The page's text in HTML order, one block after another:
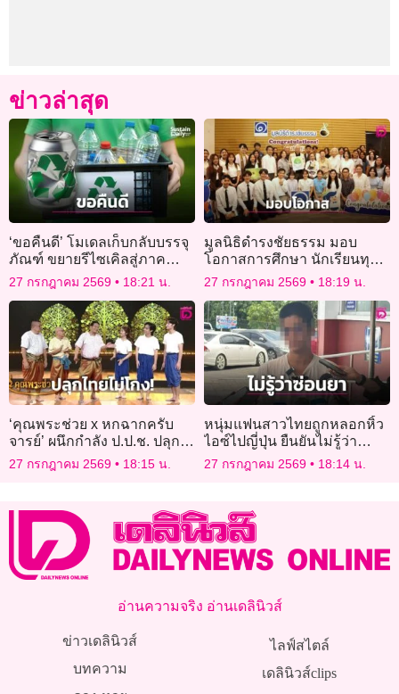
ข่าวล่าสุด
‘ขอคืนดี’ โมเดลเก็บกลับบรรจุ
ภัณฑ์ ขยายรีไซเคิลสู่ภาค
ธุรกิจ-ชุมชน
27 กรกฎาคม 2569 18:21 น.
มูลนิธิดำรงชัยธรรม มอบ
โอกาสการศึกษา นักเรียนทุน
โครงการ ‘ทุนสร้างคน สร้าง
บัณฑิต’ รุ่นที่ 25
27 กรกฎาคม 2569 18:19 น.
‘คุณพระช่วย x หกฉากครับ
จารย์’ ผนึกกำลัง ป.ป.ช. ปลุก
ไทยไม่โกง!
27 กรกฎาคม 2569 18:15 น.
หนุ่มแฟนสาวไทยถูกหลอกหิ้ว
ไอซ์ไปญี่ปุ่น ยืนยันไม่รู้ว่า
คนร้ายซ่อนยาไว้ในพัสดุ
27 กรกฎาคม 2569 18:14 น.
อ่านความจริง อ่านเดลินิวส์
ข่าวเดลินิวส์
บทความ
ไลฟ์สไตล์
เดลินิวส์clips